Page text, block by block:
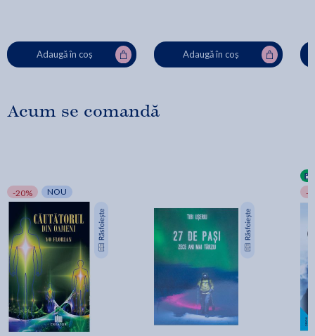
Adaugă în coș Adaugă în coș
Acum se comandă
-20% NOU -